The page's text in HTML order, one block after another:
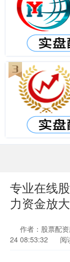
专业在线
力资金放
作者：股票配
24 08:53:32
阅